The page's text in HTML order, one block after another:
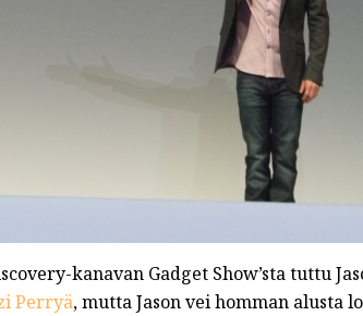
kanavan Gadget Show’sta tuttu
Perryä, mutta Jason vei homman alusta